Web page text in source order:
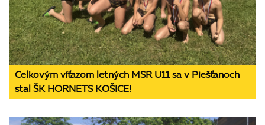
Celkovým víťazom letných MSR U11 sa v Piešťanoch
stal ŠK HORNETS KOŠICE!